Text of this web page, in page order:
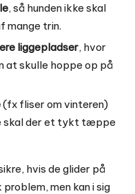
, så hunden ikke skal
mange trin.
liggepladser, hvor
at skulle hoppe op på
(fx fliser om vinteren)
skal der et tykt tæppe
hvis de glider på
men kan i sig